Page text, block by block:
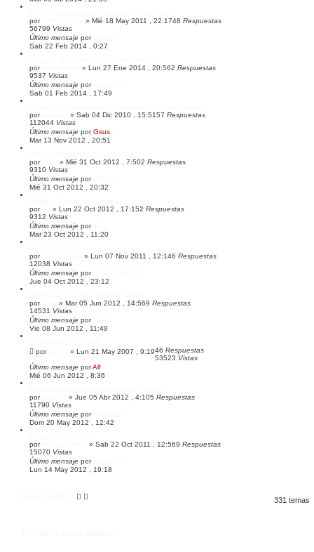
por
» Mié 18 May 2011 , 22:1748 Respuestas
56799 Vistas
Último mensaje por
Sab 22 Feb 2014 , 0:27
por
» Lun 27 Ene 2014 , 20:562 Respuestas
9537 Vistas
Último mensaje por
Sab 01 Feb 2014 , 17:49
por
» Sab 04 Dic 2010 , 15:5157 Respuestas
112044 Vistas
Último mensaje porGsus
Mar 13 Nov 2012 , 20:51
por
» Mié 31 Oct 2012 , 7:502 Respuestas
9310 Vistas
Último mensaje por
Mié 31 Oct 2012 , 20:32
por
» Lun 22 Oct 2012 , 17:152 Respuestas
9312 Vistas
Último mensaje por
Mar 23 Oct 2012 , 11:20
por
» Lun 07 Nov 2011 , 12:146 Respuestas
12038 Vistas
Último mensaje por
Jue 04 Oct 2012 , 23:12
por
» Mar 05 Jun 2012 , 14:569 Respuestas
14531 Vistas
Último mensaje por
Vie 08 Jun 2012 , 11:49
por
» Lun 21 May 2007 , 9:1946 Respuestas
53523 Vistas
Último mensaje porAlf
Mié 06 Jun 2012 , 8:36
por
» Jue 05 Abr 2012 , 4:105 Respuestas
11790 Vistas
Último mensaje por
Dom 20 May 2012 , 12:42
por
» Sab 22 Oct 2011 , 12:569 Respuestas
15070 Vistas
Último mensaje por
Lun 14 May 2012 , 19:18
331 temas